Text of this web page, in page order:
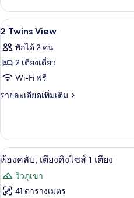
เกี่ยว
กับ
2
Club
เปิด
ภาพถ่าย
ทั้งหมด
ของ
2
9
2 Twins View
พักได้ 2 คน
2 เตียงเดี่ยว
Wi-Fi ฟรี
รายละเอียดเพิ่มเติม
ราย
เกี่ยว
กับ
2
View
เปิด
ภาพถ่าย
ทั้งหมด
9
ห้องคลับ, เตียงคิงไซส์ 1 เตียง
วิวภูเขา
41 ตารางเมตร